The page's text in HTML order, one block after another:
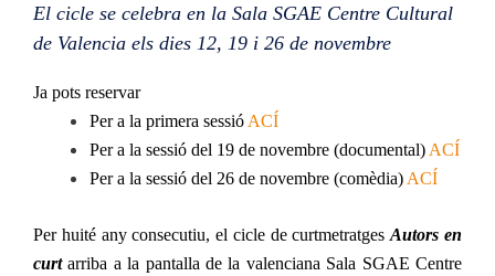
El cicle se celebra en la Sala SGAE Centre Cultural
de Valencia els dies 12, 19 i 26 de novembre
Ja pots reservar
Per a la primera sessió ACÍ
Per a la sessió del 19 de novembre (documental) ACÍ
Per a la sessió del 26 de novembre (comèdia) ACÍ
Per huité any consecutiu, el cicle de curtmetratgesAutors en
curtarriba a la pantalla de la valenciana Sala SGAE Centre